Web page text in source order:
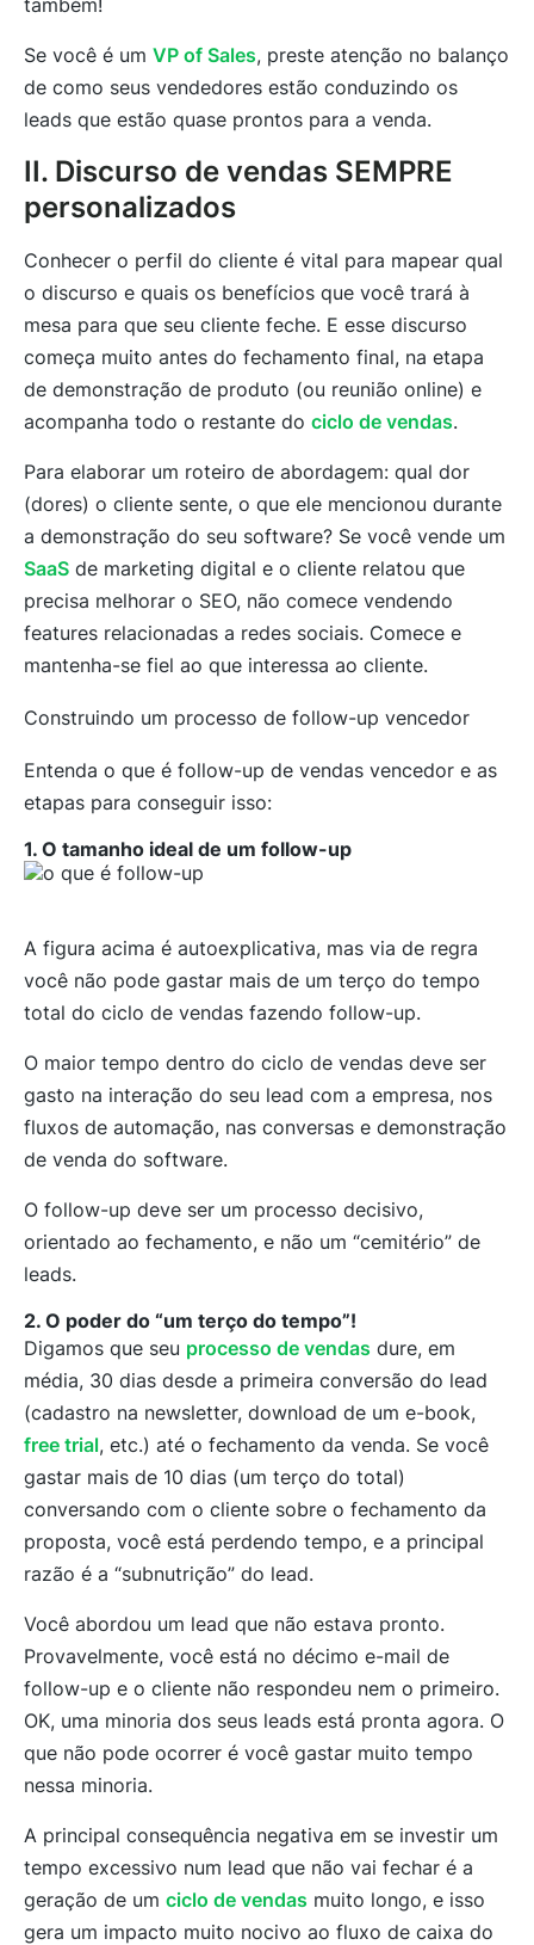
também!
Se você é um VP of Sales, preste atenção no balanço
de como seus vendedores estão conduzindo os
leads que estão quase prontos para a venda.
II. Discurso de vendas SEMPRE
personalizados
Conhecer o perfil do cliente é vital para mapear qual
o discurso e quais os benefícios que você trará à
mesa para que seu cliente feche. E esse discurso
começa muito antes do fechamento final, na etapa
de demonstração de produto (ou reunião online) e
acompanha todo o restante do ciclo de vendas.
Para elaborar um roteiro de abordagem: qual dor
(dores) o cliente sente, o que ele mencionou durante
a demonstração do seu software? Se você vende um
SaaS de marketing digital e o cliente relatou que
precisa melhorar o SEO, não comece vendendo
features relacionadas a redes sociais. Comece e
mantenha-se fiel ao que interessa ao cliente.
Construindo um processo de follow-up vencedor
Entenda o que é follow-up de vendas vencedor e as
etapas para conseguir isso:
1. O tamanho ideal de um follow-up
A figura acima é autoexplicativa, mas via de regra
você não pode gastar mais de um terço do tempo
total do ciclo de vendas fazendo follow-up.
O maior tempo dentro do ciclo de vendas deve ser
gasto na interação do seu lead com a empresa, nos
fluxos de automação, nas conversas e demonstração
de venda do software.
O follow-up deve ser um processo decisivo,
orientado ao fechamento, e não um “cemitério” de
leads.
2. O poder do “um terço do tempo”!
Digamos que seu processo de vendas dure, em
média, 30 dias desde a primeira conversão do lead
(cadastro na newsletter, download de um e-book,
free trial, etc.) até o fechamento da venda. Se você
gastar mais de 10 dias (um terço do total)
conversando com o cliente sobre o fechamento da
proposta, você está perdendo tempo, e a principal
razão é a “subnutrição” do lead.
Você abordou um lead que não estava pronto.
Provavelmente, você está no décimo e-mail de
follow-up e o cliente não respondeu nem o primeiro.
OK, uma minoria dos seus leads está pronta agora. O
que não pode ocorrer é você gastar muito tempo
nessa minoria.
A principal consequência negativa em se investir um
tempo excessivo num lead que não vai fechar é a
geração de um ciclo de vendas muito longo, e isso
gera um impacto muito nocivo ao fluxo de caixa do